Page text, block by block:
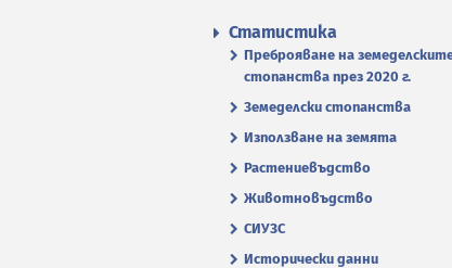
Статистика
Преброяване на
стопанства през 2020 г.
Земеделски стопанства
Използване на земята
Растениевъдство
Животновъдство
СИУЗС
Исторически данни